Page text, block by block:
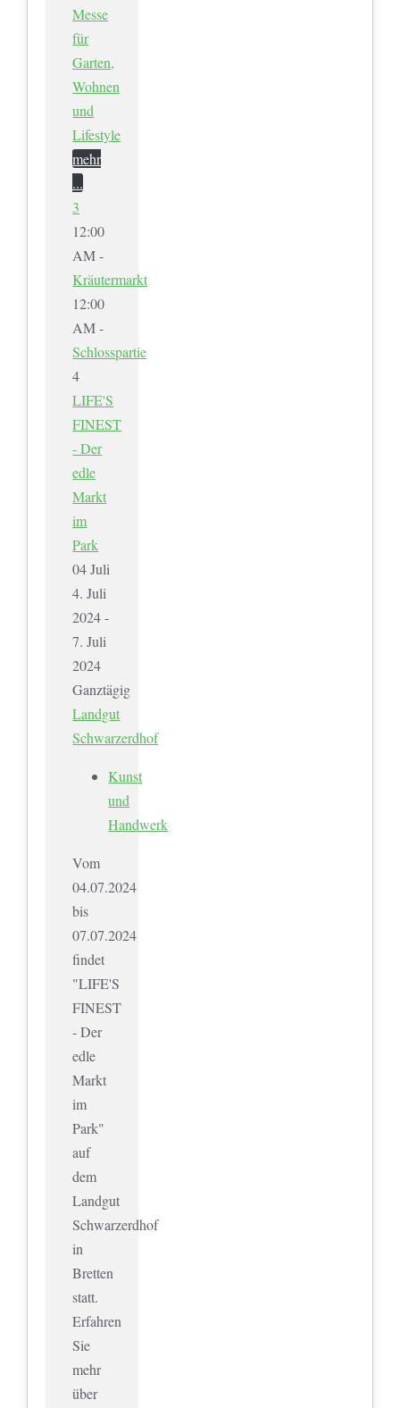
Messe
für
Garten,
Wohnen
und
Lifestyle
mehr
...
3
12:00
AM -
Kräutermarkt
12:00
AM -
Schlosspartie
4
LIFE'S
FINEST
- Der
edle
Markt
im
Park
04 Juli
4. Juli
2024 -
7. Juli
2024
Ganztägig
Landgut
Schwarzerdhof
Kunst
und
Handwerk
Vom
04.07.2024
bis
07.07.2024
findet
"LIFE'S
FINEST
- Der
edle
Markt
im
Park"
auf
dem
Landgut
Schwarzerdhof
in
Bretten
statt.
Erfahren
Sie
mehr
über